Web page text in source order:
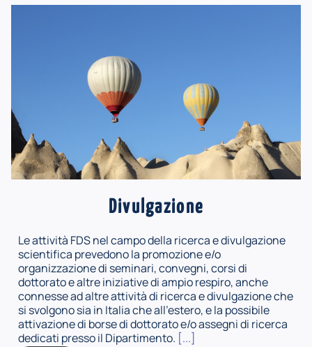
Divulgazione
Le attività FDS nel campo della ricerca e divulgazione
scientifica prevedono la promozione e/o
organizzazione di seminari, convegni, corsi di
dottorato e altre iniziative di ampio respiro, anche
connesse ad altre attività di ricerca e divulgazione che
si svolgono sia in Italia che all'estero, e la possibile
attivazione di borse di dottorato e/o assegni di ricerca
dedicati presso il Dipartimento. [...]